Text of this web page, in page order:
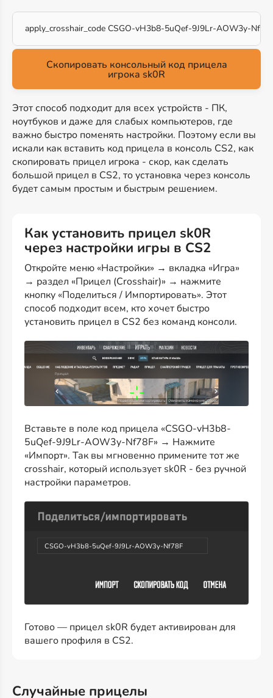
apply_crosshair_code CSGO-vH3b8-5uQef-9J9Lr-AOW3y-
Скопировать консольный код прицела
игрока sk0R
Этот способ подходит для всех устройств - ПК,
ноутбуков и даже для слабых компьютеров, где
важно быстро поменять настройки. Поэтому если вы
искали как вставить код прицела в консоль CS2, как
скопировать прицел игрока - скор, как сделать
большой прицел в CS2, то установка через консоль
будет самым простым и быстрым решением.
Как установить прицел sk0R
через настройки игры в CS2
Откройте меню «Настройки» → вкладка «Игра»
→ раздел «Прицел (Crosshair)» → нажмите
кнопку «Поделиться / Импортировать». Этот
способ подходит всем, кто хочет быстро
установить прицел в CS2 без команд консоли.
Вставьте в поле код прицела «CSGO-vH3b8-
5uQef-9J9Lr-AOW3y-Nf78F» → Нажмите
«Импорт». Так вы мгновенно примените тот же
crosshair, который использует sk0R - без ручной
настройки параметров.
CSGO-vH3b8-5uQef-9J9Lr-AOW3y-Nf78F
Готово — прицел sk0R будет активирован для
вашего профиля в CS2.
Случайные прицелы